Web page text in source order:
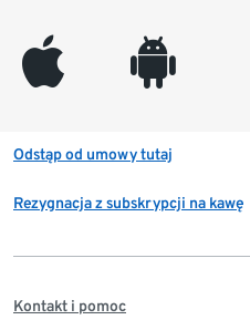
appleinc android
Odstąp od umowy tutaj
Rezygnacja z subskrypcji na kawę
Kontakt i pomoc